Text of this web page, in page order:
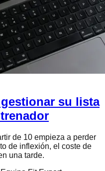
su lista
de 10 empieza a perder
de inflexión, el coste de
una tarde.